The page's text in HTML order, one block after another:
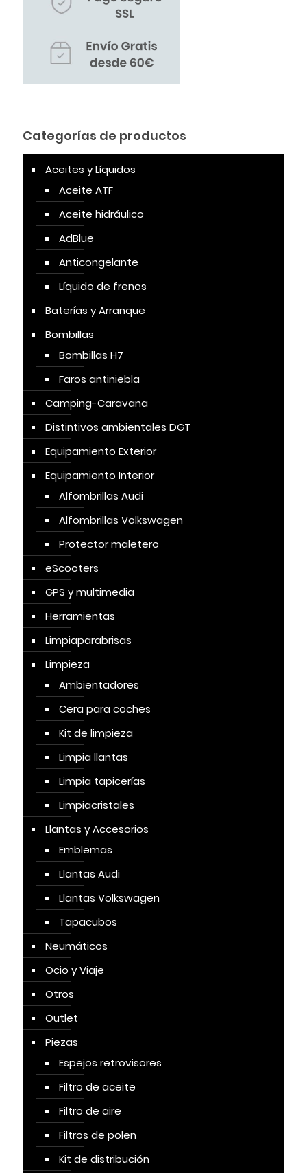
Categorías de productos
Aceites y Líquidos
Aceite ATF
Aceite hidráulico
AdBlue
Anticongelante
Líquido de frenos
Baterías y Arranque
Bombillas
Bombillas H7
Faros antiniebla
Camping-Caravana
Distintivos ambientales DGT
Equipamiento Exterior
Equipamiento Interior
Alfombrillas Audi
Alfombrillas Volkswagen
Protector maletero
eScooters
GPS y multimedia
Herramientas
Limpiaparabrisas
Limpieza
Ambientadores
Cera para coches
Kit de limpieza
Limpia llantas
Limpia tapicerías
Limpiacristales
Llantas y Accesorios
Emblemas
Llantas Audi
Llantas Volkswagen
Tapacubos
Neumáticos
Ocio y Viaje
Otros
Outlet
Piezas
Espejos retrovisores
Filtro de aceite
Filtro de aire
Filtros de polen
Kit de distribución